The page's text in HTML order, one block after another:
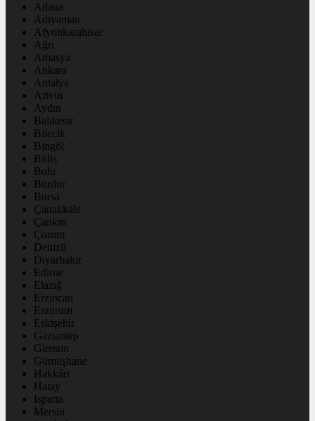
Adana
Adıyaman
Afyonkarahisar
Ağrı
Amasya
Ankara
Antalya
Artvin
Aydın
Balıkesir
Bilecik
Bingöl
Bitlis
Bolu
Burdur
Bursa
Çanakkale
Çankırı
Çorum
Denizli
Diyarbakır
Edirne
Elazığ
Erzincan
Erzurum
Eskişehir
Gaziantep
Giresun
Gümüşhane
Hakkâri
Hatay
Isparta
Mersin